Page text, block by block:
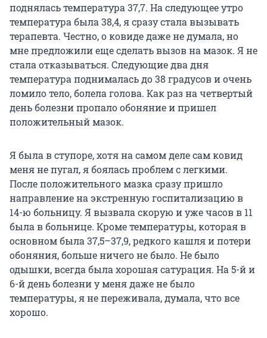
поднялась температура 37,7. На следующее утро
температура была 38,4, я сразу стала вызывать
терапевта. Честно, о ковиде даже не думала, но
мне предложили еще сделать вызов на мазок. Я не
стала отказываться. Следующие два дня
температура поднималась до 38 градусов и очень
ломило тело, болела голова. Как раз на четвертый
день болезни пропало обоняние и пришел
положительный мазок.
Я была в ступоре, хотя на самом деле сам ковид
меня не пугал, я боялась проблем с легкими.
После положительного мазка сразу пришло
направление на экстренную госпитализацию в
14-ю больницу. Я вызвала скорую и уже часов в 11
была в больнице. Кроме температуры, которая в
основном была 37,5–37,9, редкого кашля и потери
обоняния, больше ничего не было. Не было
одышки, всегда была хорошая сатурация. На 5-й и
6-й день болезни у меня даже не было
температуры, я не переживала, думала, что все
хорошо.